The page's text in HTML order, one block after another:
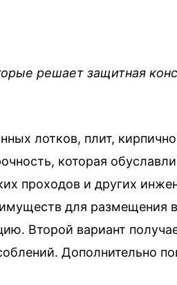
решает защитная
лотков, плит,
которая
проходов и других
для размещения
Второй вариант
Дополнительно